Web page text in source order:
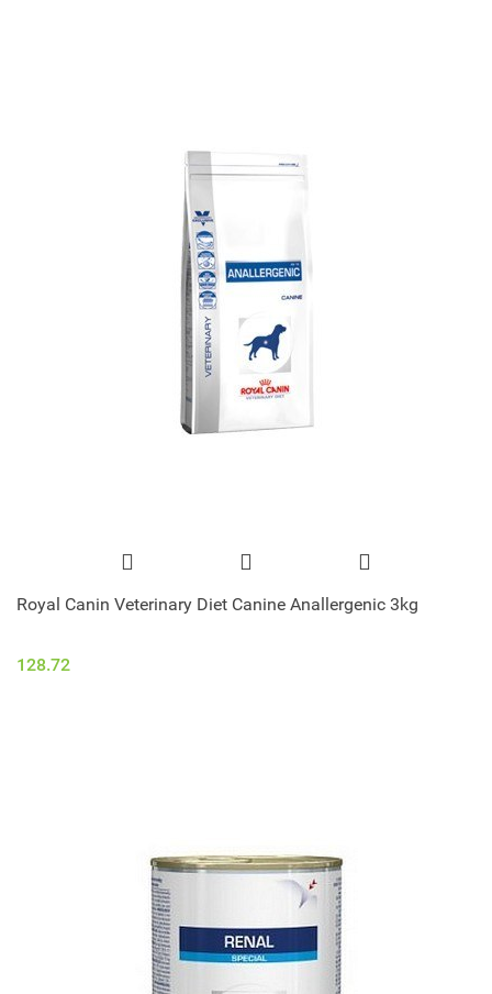
Royal Canin Veterinary Diet Canine Anallergenic 3kg
128.72